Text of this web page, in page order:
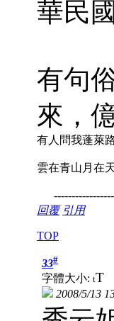
華民
有句
來，
有人問我蓬萊
雲在青山月在
回覆 引用
TOP
33#
字體大小: tT
2008/5/13